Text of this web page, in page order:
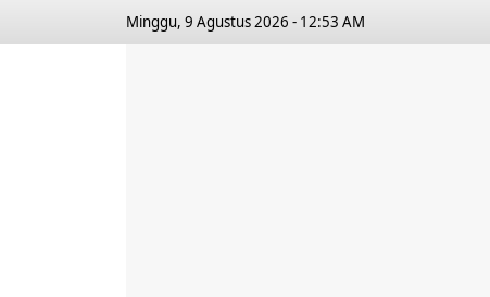
Minggu, 9 Agustus 2026 - 12:53 AM